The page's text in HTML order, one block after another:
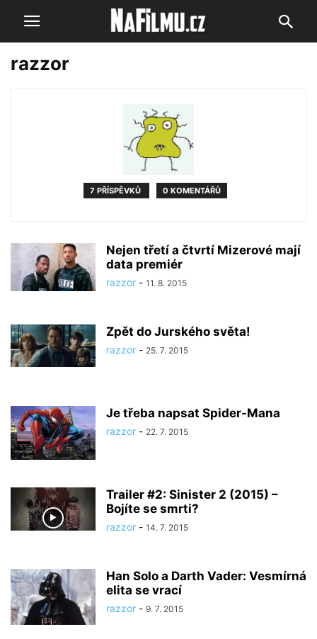
razzor
7 PŘÍSPĚVKŮ 0 KOMENTÁŘŮ
Nejen třetí a čtvrtí Mizerové mají
data premiér
razzor - 11. 8. 2015
Zpět do Jurského světa!
razzor - 25. 7. 2015
Je třeba napsat Spider-Mana
razzor - 22. 7. 2015
Trailer #2: Sinister 2 (2015) –
Bojíte se smrti?
razzor - 14. 7. 2015
Han Solo a Darth Vader: Vesmírná
elita se vrací
razzor - 9. 7. 2015